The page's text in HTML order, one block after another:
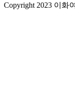
Copyright 2023 이화